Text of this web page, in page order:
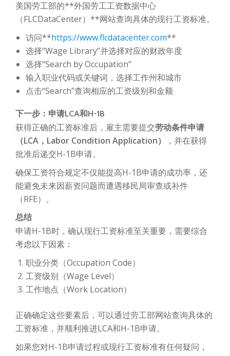
美国劳工部的**外国劳工工资数据中心
（FLCDataCenter）**网站查询具体的现行工资标准。
访问**https://www.flcdatacenter.com**
选择“Wage Library”并选择对应的财政年度
选择“Search by Occupation”
输入职业代码或关键词，选择工作州和城市
点击“Search”查询相应的工资级别和金额
下一步：申请LCA和H-1B
获得正确的工资标准后，雇主需要提交劳动条件申请
（LCA，Labor Condition Application）
，并在获得
批准后递交H-1B申请。
确保工资符合规定不仅能提高H-1B申请的成功率，还
能避免未来因薪资问题而遭遇移民局审查或补件
（RFE）。
总结
申请H-1B时，确认现行工资标准至关重要，需要综合
考虑以下因素：
职业分类（Occupation Code）
工资级别（Wage Level）
工作地点（Work Location）
正确确定这些要素后，可以通过劳工部网站查询具体的
工资标准，并顺利推进LCA和H-1B申请。
如果您对H-1B申请过程或现行工资标准有任何疑问，